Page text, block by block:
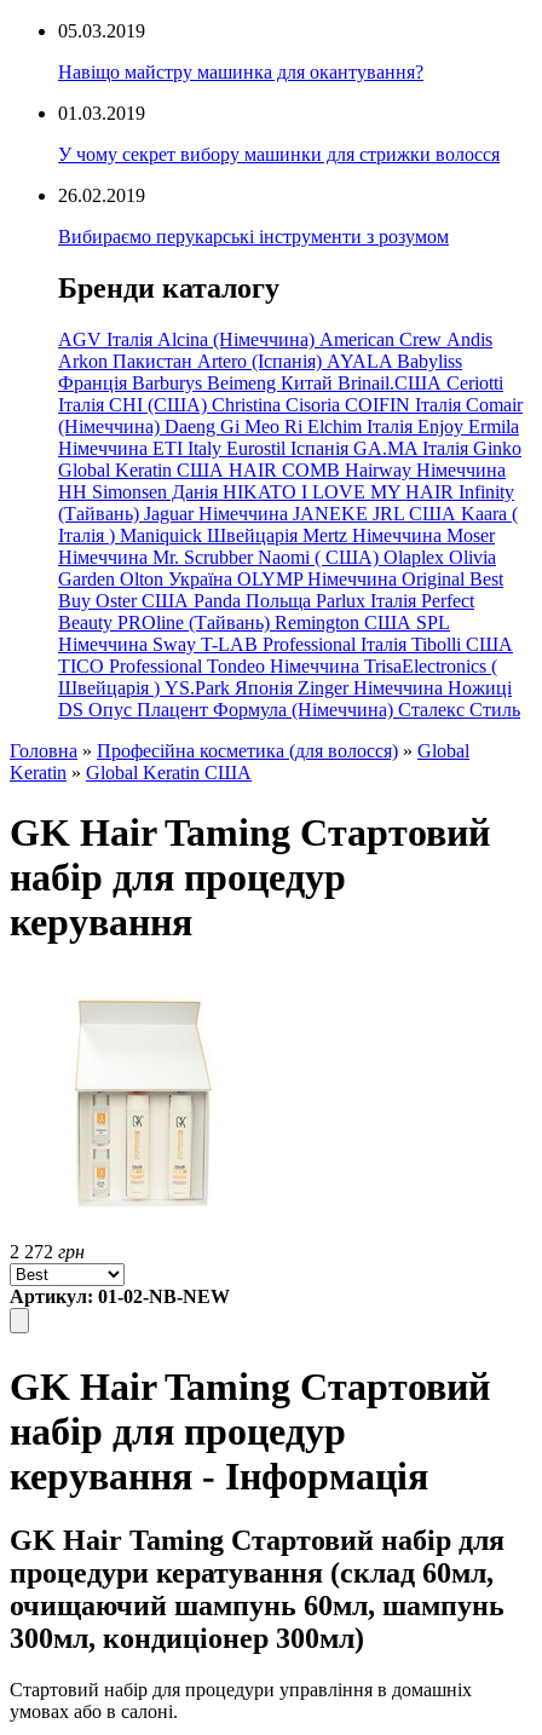
05.03.2019
Навіщо майстру машинка для окантування?
01.03.2019
У чому секрет вибору машинки для стрижки волосся
26.02.2019
Вибираємо перукарські інструменти з розумом
Бренди каталогу
AGV Італія Alcina (Німеччина) American Crew Andis
Arkon Пакистан Artero (Іспанія) AYALA Babyliss
Франція Barburys Beimeng Китай Brinail.США Ceriotti
Італія CHI (США) Christina Cisoria COIFIN Італія Comair
(Німеччина) Daeng Gi Meo Ri Elchim Італія Enjoy Ermila
Німеччина ETI Italy Eurostil Іспанія GA.MA Італія Ginko
Global Keratin США HAIR COMB Hairway Німеччина
HH Simonsen Данія HIKATO I LOVE MY HAIR Infinity
(Тайвань) Jaguar Німеччина JANEKE JRL США Kaara (
Італія ) Maniquick Швейцарія Mertz Німеччина Moser
Німеччина Mr. Scrubber Naomi ( США) Olaplex Olivia
Garden Olton Україна OLYMP Німеччина Original Best
Buy Oster США Panda Польща Parlux Італія Perfect
Beauty PROline (Тайвань) Remington США SPL
Німеччина Sway T-LAB Professional Італія Tibolli США
TICO Professional Tondeo Німеччина TrisaElectronics (
Швейцарія ) YS.Park Японія Zinger Німеччина Ножиці
DS Опус Плацент Формула (Німеччина) Сталекс Стиль
Головна » Професійна косметика (для волосся) » Global
Keratin » Global Keratin США
GK Hair Taming Стартовий
набір для процедур
керування
2 272 грн
Артикул: 01-02-NB-NEW
GK Hair Taming Стартовий
набір для процедур
керування - Інформація
GK Hair Taming Стартовий набір для
процедури кератування (склад 60мл,
очищаючий шампунь 60мл, шампунь
300мл, кондиціонер 300мл)
Стартовий набір для процедури управління в домашніх
умовах або в салоні.